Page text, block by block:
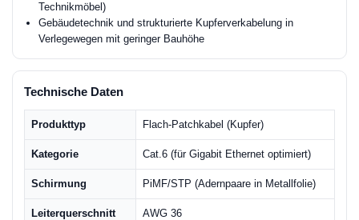
Technikmöbel)
Gebäudetechnik und strukturierte Kupferverkabelung in
Verlegewegen mit geringer Bauhöhe
Technische Daten
Produkttyp Flach-Patchkabel (Kupfer)
Kategorie Cat.6 (für Gigabit Ethernet optimiert)
Schirmung PiMF/STP (Adernpaare in Metallfolie)
Leiterquerschnitt AWG 36